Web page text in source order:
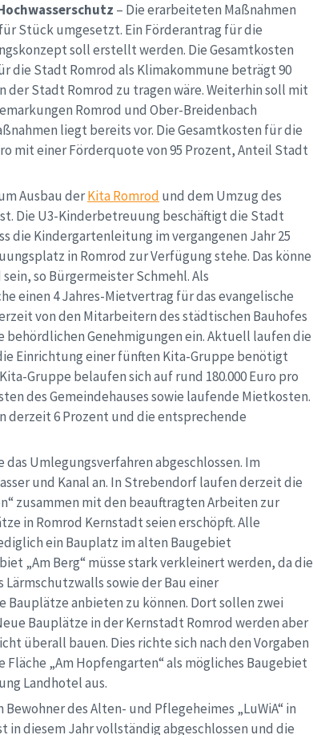
– Die erarbeiteten Maßnahmen
Stück umgesetzt. Ein Förderantrag für die
soll erstellt werden. Die Gesamtkosten
die Stadt Romrod als Klimakommune beträgt 90
der Stadt Romrod zu tragen wäre. Weiterhin soll mit
Romrod und Ober-Breidenbach
liegt bereits vor. Die Gesamtkosten für die
mit einer Förderquote von 95 Prozent, Anteil Stadt
Ausbau derKita Romrod und dem Umzug des
Die U3-Kinderbetreuung beschäftigt die Stadt
die Kindergartenleitung im vergangenen Jahr 25
in Romrod zur Verfügung stehe. Das könne
so Bürgermeister Schmehl. Als
einen 4 Jahres-Mietvertrag für das evangelische
von den Mitarbeitern des städtischen Bauhofes
Genehmigungen ein. Aktuell laufen die
Einrichtung einer fünften Kita-Gruppe benötigt
Gruppe belaufen sich auf rund 180.000 Euro pro
des Gemeindehauses sowie laufende Mietkosten.
derzeit 6 Prozent und die entsprechende
das Umlegungsverfahren abgeschlossen. Im
und Kanal an. In Strebendorf laufen derzeit die
zusammen mit den beauftragten Arbeiten zur
in Romrod Kernstadt seien erschöpft. Alle
ein Bauplatz im alten Baugebiet
„Am Berg“ müsse stark verkleinert werden, da die
sowie der Bau einer
Bauplätze anbieten zu können. Dort sollen zwei
Bauplätze in der Kernstadt Romrod werden aber
überall bauen. Dies richte sich nach den Vorgaben
„Am Hopfengarten“ als mögliches Baugebiet
Landhotel aus.
Bewohner des Alten- und Pflegeheimes „LuWiA“ in
in diesem Jahr vollständig abgeschlossen und die